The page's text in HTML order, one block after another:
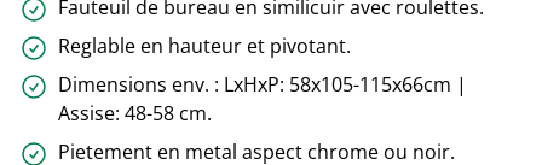
Fauteuil de bureau en similicuir avec roulettes.
Reglable en hauteur et pivotant.
Dimensions env. : LxHxP: 58x105-115x66cm |
Assise: 48-58 cm.
Pietement en metal aspect chrome ou noir.